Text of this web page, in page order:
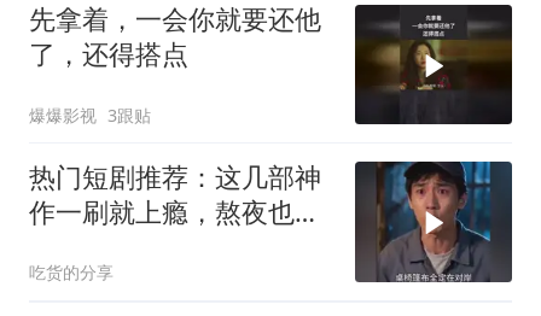
先拿着，一会你就要还他
了，还得搭点
爆爆影视 3跟贴
热门短剧推荐：这几部神
作一刷就上瘾，熬夜也要
吃货的分享